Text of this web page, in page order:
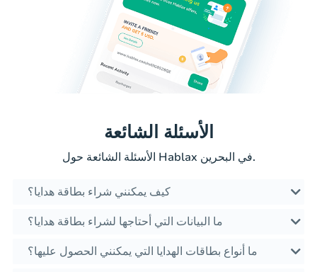
الأسئلة الشائعة
الأسئلة الشائعة حول Hablax في البحرين.
كيف يمكنني شراء بطاقة هدايا؟
ما البيانات التي أحتاجها لشراء بطاقة هدايا؟
ما أنواع بطاقات الهدايا التي يمكنني الحصول عليها؟